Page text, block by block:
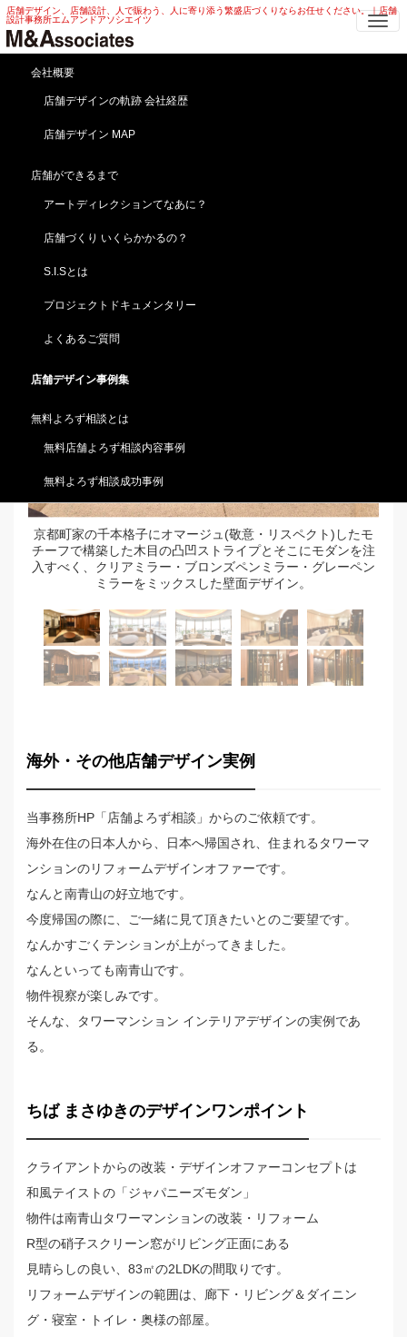
店舗デザイン、店舗設計、人で賑わう、人に寄り添う繁盛店づくりならお任せください。｜店舗
設計事務所エムアンドアソシエイツ
会社概要
店舗デザインの軌跡 会社経歴
店舗デザイン MAP
店舗ができるまで
アートディレクションてなあに？
店舗づくり いくらかかるの？
S.I.Sとは
プロジェクトドキュメンタリー
よくあるご質問
店舗デザイン事例集
無料よろず相談とは
無料店舗よろず相談内容事例
無料よろず相談成功事例
タワーマンション インテリアデザ
イン | 改装・リフォーム タワーマン
ション インテリアデザイン
タワーマンション インテリアデザイン | 改装・リフォーム タワーマンション インテリアデザイン
[ 南青山 A邸 ]東京／南青山「店舗よろず相談依頼実
京都町家の千本格子にオマージュ(敬意・リスペクト)したモ
チーフで構築した木目の凸凹ストライプとそこにモダンを注
入すべく、クリアミラー・ブロンズペンミラー・グレーペン
ミラーをミックスした壁面デザイン。
海外・その他店舗デザイン実例
当事務所HP「店舗よろず相談」からのご依頼です。
海外在住の日本人から、日本へ帰国され、住まれるタワーマ
ンションのリフォームデザインオファーです。
なんと南青山の好立地です。
今度帰国の際に、ご一緒に見て頂きたいとのご要望です。
なんかすごくテンションが上がってきました。
なんといっても南青山です。
物件視察が楽しみです。
そんな、タワーマンション インテリアデザインの実例であ
る。
ちば まさゆきのデザインワンポイント
クライアントからの改装・デザインオファーコンセプトは
和風テイストの「ジャパニーズモダン」
物件は南青山タワーマンションの改装・リフォーム
R型の硝子スクリーン窓がリビング正面にある
見晴らしの良い、83㎡の2LDKの間取りです。
リフォームデザインの範囲は、廊下・リビング＆ダイニン
グ・寝室・トイレ・奥様の部屋。